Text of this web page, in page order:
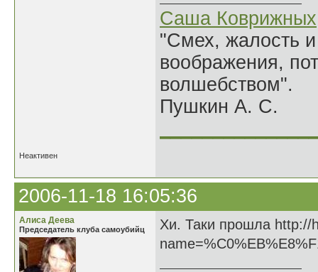
Саша Коврижных
"Смех, жалость
воображения,
волшебством".
Пушкин А. С.
Неактивен
2006-11-18 16:05:36
Алиса Деева
Председатель клуба самоубийц
Хи. Таки прошла http://